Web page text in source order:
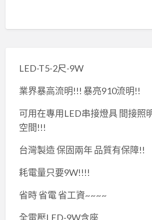
LED-T5-2尺-9W
業界暴高流明!!! 暴亮910流明!!
可用在專用LED串接燈具 間接照
空間!!!
台灣製造 保固兩年 品質有保障!!
耗電量只要9W!!!!
省時 省電 省工資~~~~
全電壓LED-9W含座